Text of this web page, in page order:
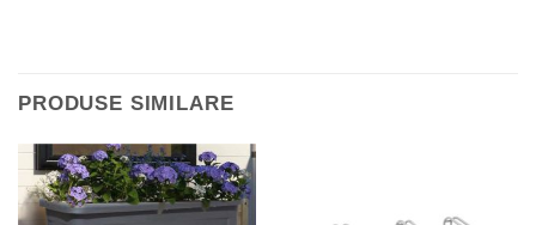
PRODUSE SIMILARE